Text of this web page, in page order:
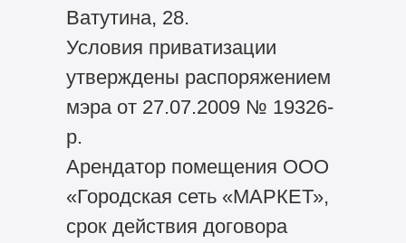
Ватутина, 28.
Условия приватизации
утверждены распоряжением
мэра от 27.07.2009 № 19326-
р.
Арендатор помещения ООО
«Городская сеть «МАРКЕТ»,
срок действия договора